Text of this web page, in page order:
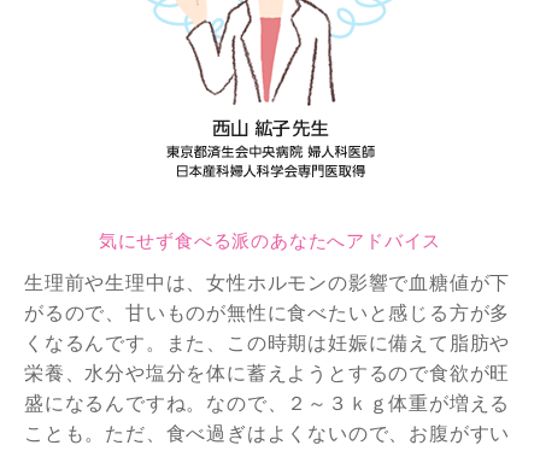
気にせず食べる派のあなたへアドバイス
生理前や生理中は、女性ホルモンの影響で血糖値が下
がるので、甘いものが無性に食べたいと感じる方が多
くなるんです。また、この時期は妊娠に備えて脂肪や
栄養、水分や塩分を体に蓄えようとするので食欲が旺
盛になるんですね。なので、２～３ｋｇ体重が増える
ことも。ただ、食べ過ぎはよくないので、お腹がすい